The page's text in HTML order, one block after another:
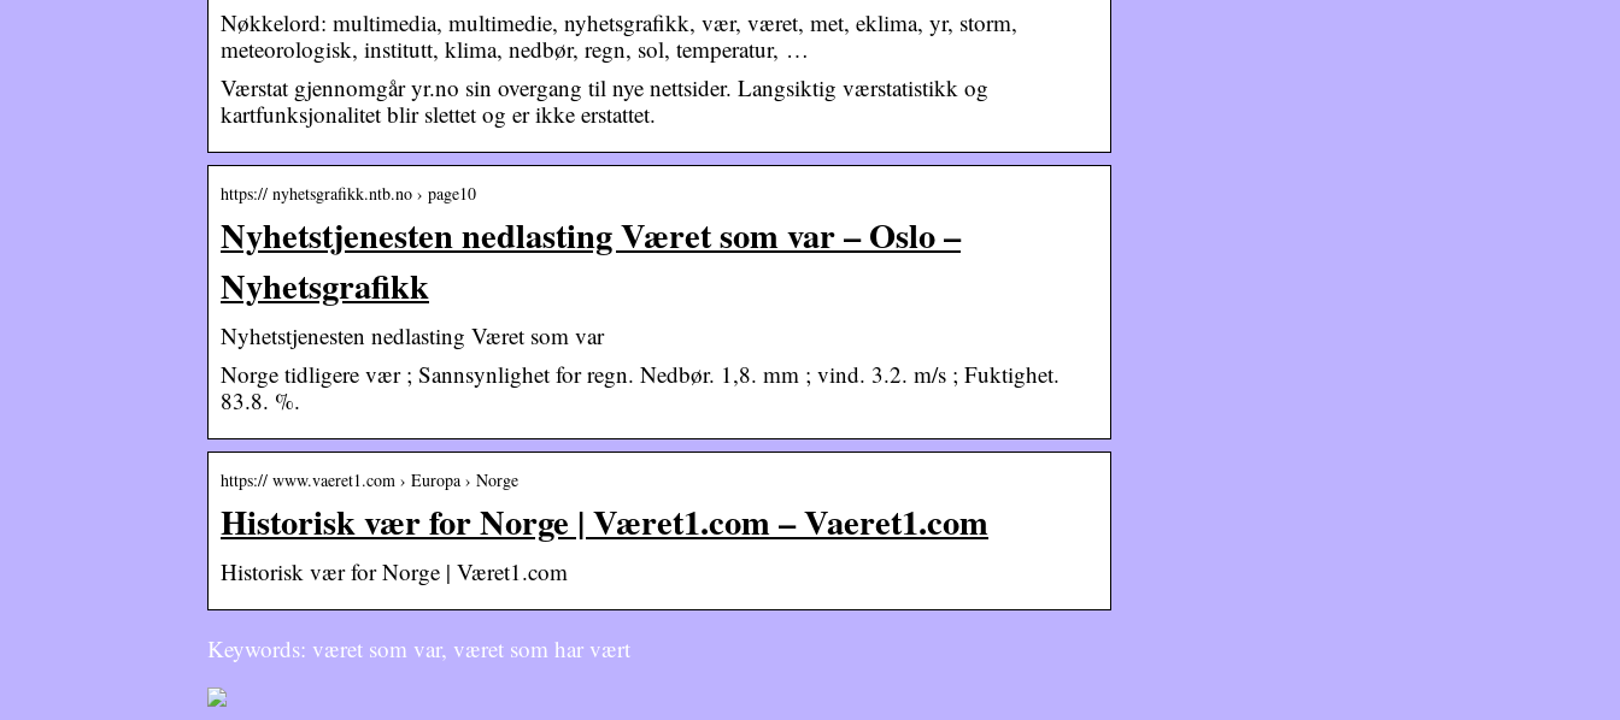
Nøkkelord: multimedia, multimedie, nyhetsgrafikk, vær, været, met, eklima, yr, storm,
meteorologisk, institutt, klima, nedbør, regn, sol, temperatur, …
Værstat gjennomgår yr.no sin overgang til nye nettsider. Langsiktig værstatistikk og
kartfunksjonalitet blir slettet og er ikke erstattet.
https:// nyhetsgrafikk.ntb.no › page10
Nyhetstjenesten nedlasting Været som var – Oslo –
Nyhetsgrafikk
Nyhetstjenesten nedlasting Været som var
Norge tidligere vær ; Sannsynlighet for regn. Nedbør. 1,8. mm ; vind. 3.2. m/s ; Fuktighet.
83.8. %.
https:// www.vaeret1.com › Europa › Norge
Historisk vær for Norge | Været1.com – Vaeret1.com
Historisk vær for Norge | Været1.com
Keywords: været som var, været som har vært